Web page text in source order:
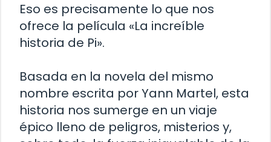
Eso es precisamente lo que nos
ofrece la película «La increíble
historia de Pi».
Basada en la novela del mismo
nombre escrita por Yann Martel, esta
historia nos sumerge en un viaje
épico lleno de peligros, misterios y,